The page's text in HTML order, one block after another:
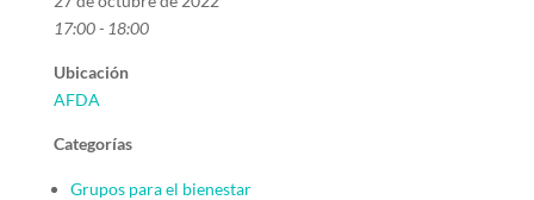
17:00 - 18:00
Ubicación
AFDA
Categorías
Grupos para el bienestar